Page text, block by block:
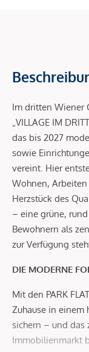
Im dritten Wiener
„VILLAGE IM
das bis 2027
sowie
vereint. Hier
Wohnen,
Herzstück des
– eine grüne,
Bewohnern als
zur Verfügung
DIE MODERNE
Mit den PARK
Zuhause in einem
sichern – und das
Immobilienmarkt